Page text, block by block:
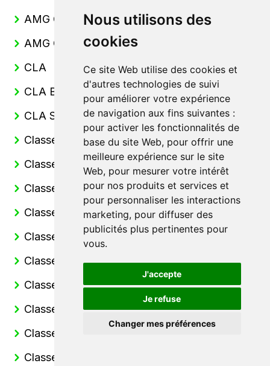
Nous utilisons des
cookies
Ce site Web utilise des cookies et
d'autres technologies de suivi
pour améliorer votre expérience
de navigation aux fins suivantes :
pour activer les fonctionnalités de
base du site Web, pour offrir une
meilleure expérience sur le site
Web, pour mesurer votre intérêt
pour nos produits et services et
pour personnaliser les interactions
marketing, pour diffuser des
publicités plus pertinentes pour
vous.
J'accepte
Je refuse
Changer mes préférences
AMG GT Coupe
AMG GT Roadster
CLA
CLA Berline
CLA Shooting Break
Classe A
Classe A Berline
Classe B
Classe C
Classe C Break
Classe C Cabriolet
Classe C Coupe
Classe E
Classe E Coupe
Classe E Break